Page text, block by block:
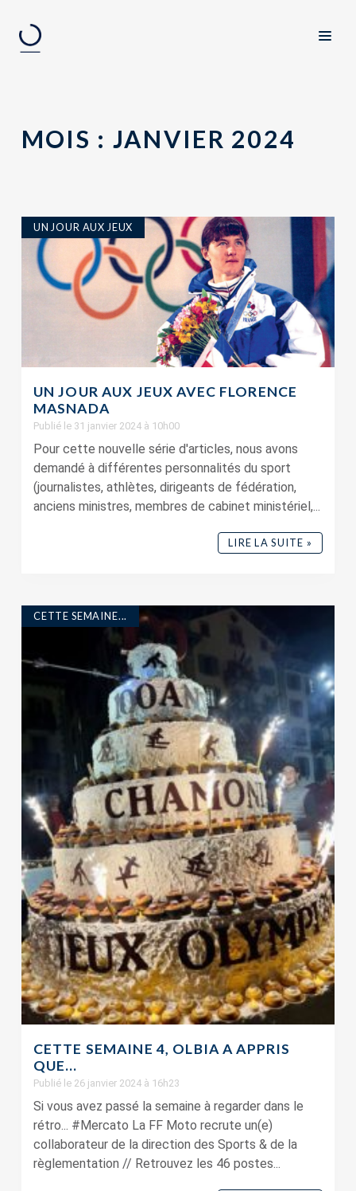
MOIS : JANVIER 2024
UN JOUR AUX JEUX
UN JOUR AUX JEUX AVEC FLORENCE
MASNADA
Publié le 31 janvier 2024 à 10h00
Pour cette nouvelle série d'articles, nous avons
demandé à différentes personnalités du sport
(journalistes, athlètes, dirigeants de fédération,
anciens ministres, membres de cabinet ministériel,...
LIRE LA SUITE »
CETTE SEMAINE...
CETTE SEMAINE 4, OLBIA A APPRIS
QUE…
Publié le 26 janvier 2024 à 16h23
Si vous avez passé la semaine à regarder dans le
rétro... #Mercato La FF Moto recrute un(e)
collaborateur de la direction des Sports & de la
règlementation // Retrouvez les 46 postes...